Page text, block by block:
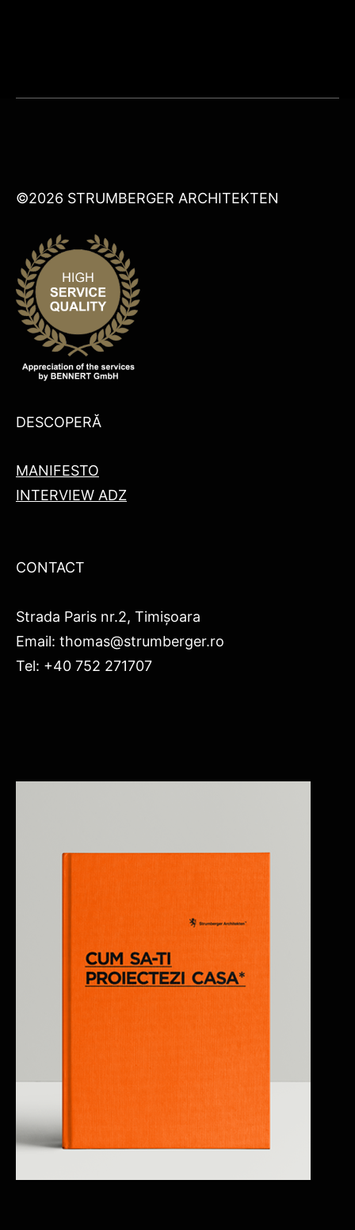
©2026 STRUMBERGER ARCHITEKTEN
DESCOPERĂ
MANIFESTO
INTERVIEW ADZ
CONTACT
Strada Paris nr.2, Timișoara
Email: thomas@strumberger.ro
Tel: +40 752 271707